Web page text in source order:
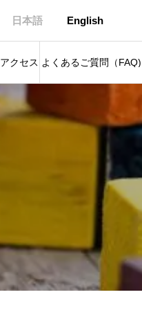
アクセス よくあるご質問（FAQ)
日本語 English